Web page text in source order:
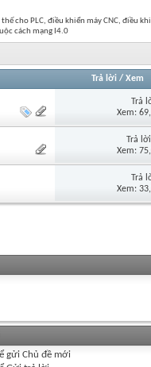
cho PLC, điều khiển máy CNC, điều
cách mạng I4.0
Trả lời/ Xem
Trả
Xem:
Trả
Xem:
Trả
Xem:
gửi Chủ đề mới